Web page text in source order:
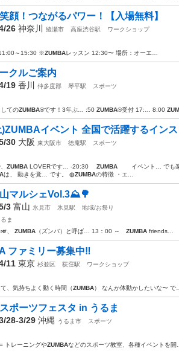
顔！つながるパワー！【入場無料】
26 神奈川 綾瀬市 高座渋谷駅
ワークショップ
～15:30 ※ZUMBAレッスン 12:30〜 場所：オーエ…
クルご案内
19 香川 仲多度郡 琴平駅
スポーツ
てのZUMBA®︎です！3年ぶ… :50 ZUMBA®︎受付 17:… 8:00
イベント 全国で活躍するイン
30 大阪 東大阪市 徳庵駅
スポーツ
ZUMBA LOVERです… -20:30 ZUMBA イベント… でも楽
は、 動きを覚… です。 ◍ZUMBAの特徴 ・エ...
マルシェVol.3⛰️🌳
3 富山 氷見市 氷見駅
地域/お祭り
ま
、 ZUMBA （ズンバ）と呼ば… 13：00 ～ ZUMBA friends…
ファミリー募集中‼️
11 東京 杉並区 荻窪駅
ワークショップ
、気持ちよく動く時間（ZUMBA） なんか体動かしたいな〜 で…
ポーツフェスタ in うるま
28-3/29 沖縄 うるま市
スポーツ
トレーニングやZUMBAなどのスポーツ教室、各種イベントを開…